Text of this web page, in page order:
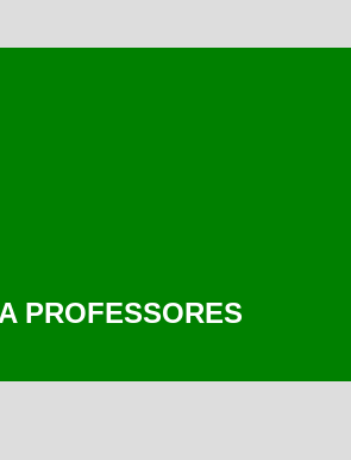
PROFESSORES